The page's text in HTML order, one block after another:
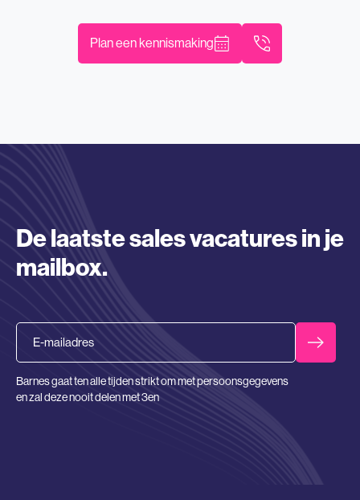
Plan een kennismaking
De laatste sales vacatures in je
mailbox.
Barnes gaat ten alle tijden strikt om met persoonsgegevens
en zal deze nooit delen met 3en